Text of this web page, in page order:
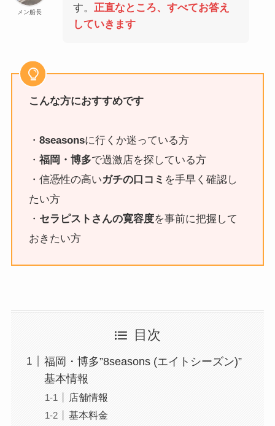
メン船長
す。 正直なところ、すべてお答え
していきます
こんな方におすすめです
・ 8seasonsに行くか迷っている方
・ 福岡・博多で過激店を探している方
・信憑性の高いガチの口コミ を手早く確認し
たい方
・ セラピストさんの寛容度を事前に把握して
おきたい方
目次
福岡・博多”8seasons (エイトシーズン)”
基本情報
店舗情報
基本料金